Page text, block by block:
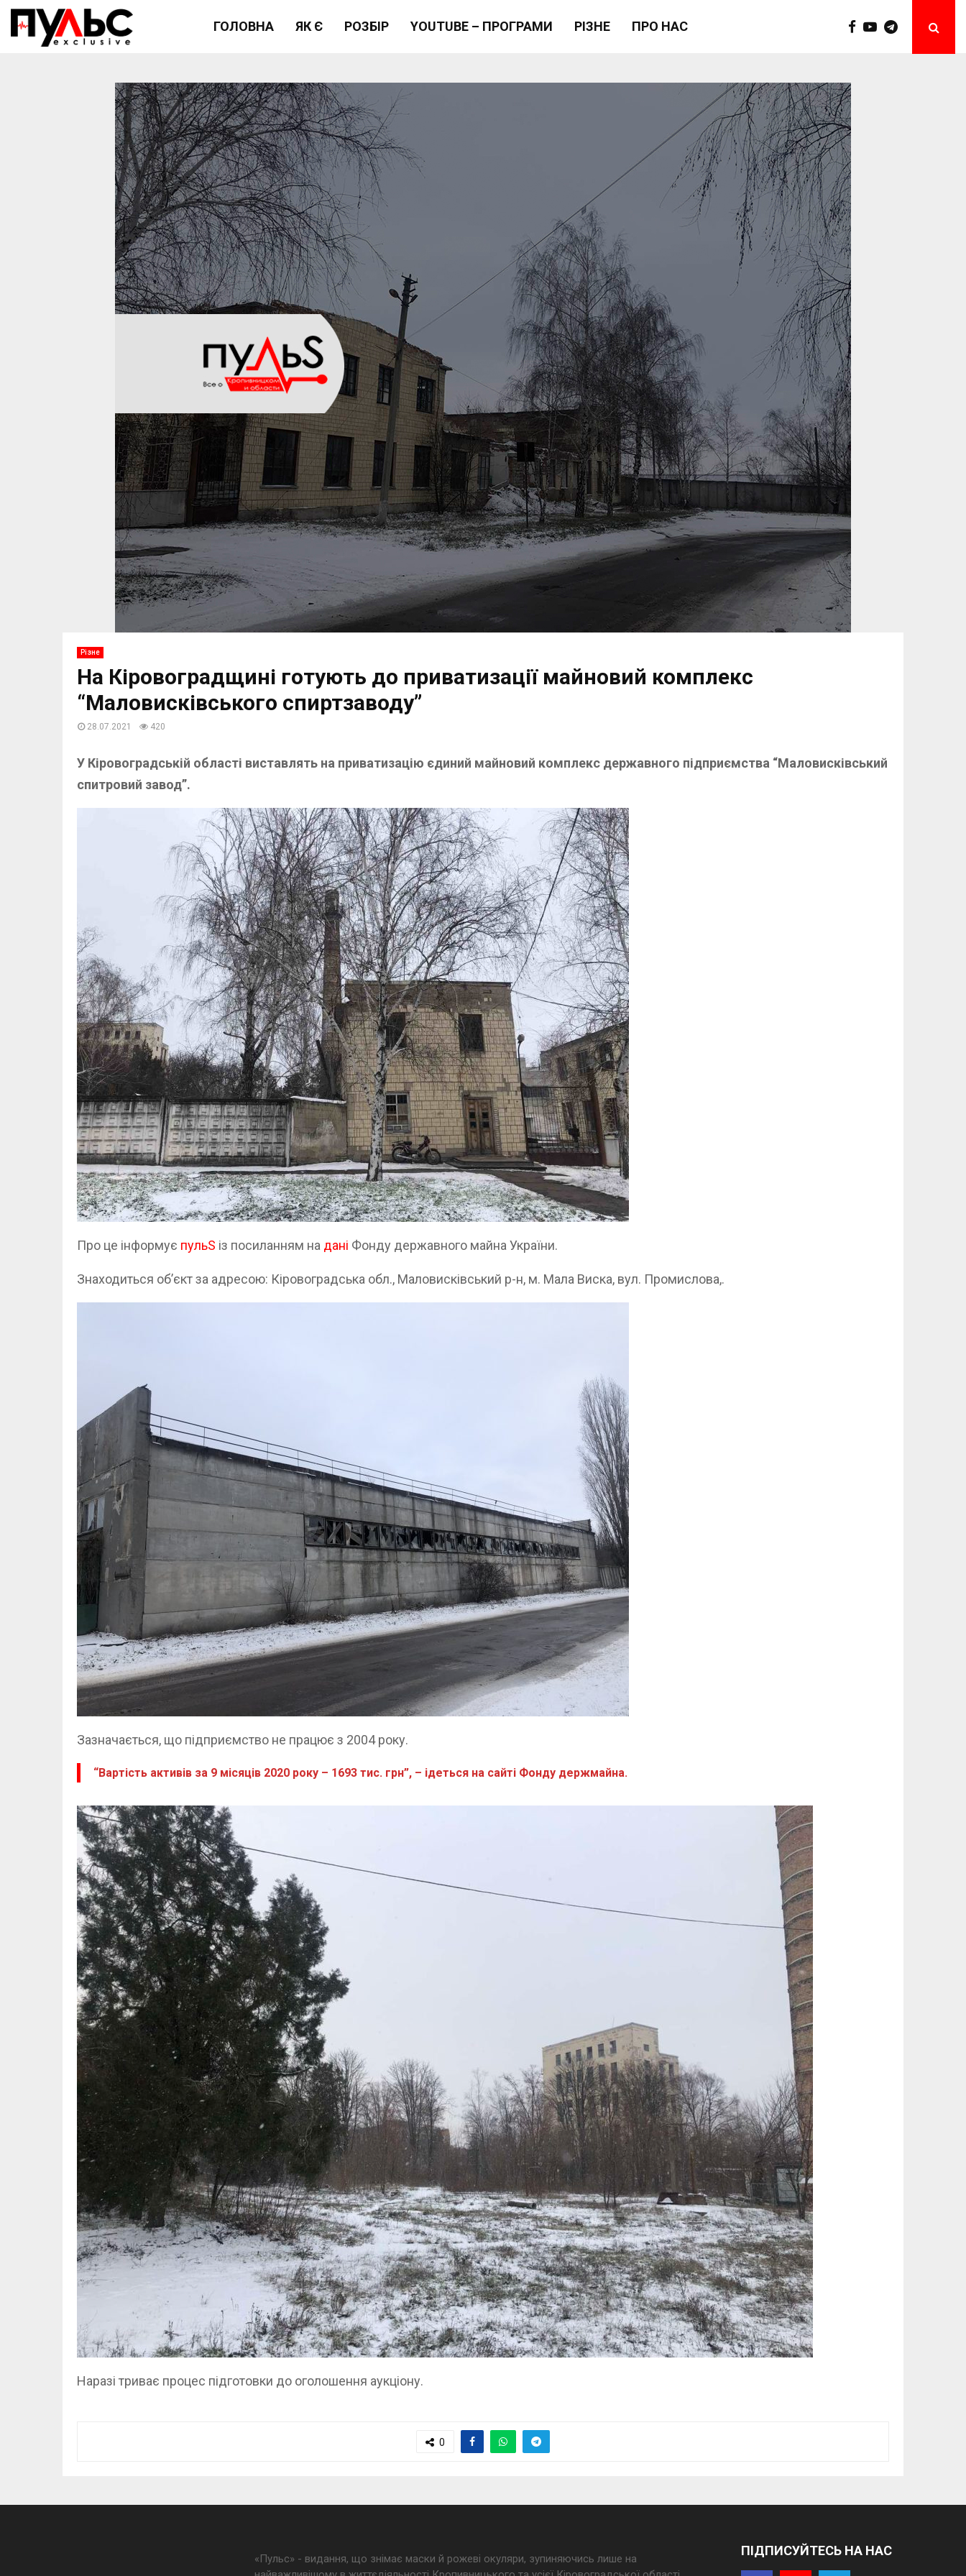
ГОЛОВНА ЯК Є РОЗБІР YOUTUBE – ПРОГРАМИ РІЗНЕ ПРО НАС
Різне
На Кіровоградщині готують до приватизації майновий комплекс
“Маловисківського спиртзаводу”
28.07.2021 420
У Кіровоградській області виставлять на приватизацію єдиний майновий комплекс державного підприємства “Маловисківський
спитровий завод”.
Про це інформує пульS із посиланням на дані Фонду державного майна України.
Знаходиться об’єкт за адресою: Кіровоградська обл., Маловисківський р-н, м. Мала Виска, вул. Промислова,.
Зазначається, що підприємство не працює з 2004 року.
“Вартість активів за 9 місяців 2020 року – 1693 тис. грн”, – ідеться на сайті Фонду держмайна.
Наразі триває процес підготовки до оголошення аукціону.
0
«Пульс» - видання, що знімає маски й рожеві окуляри, зупиняючись лише на
ПІДПИСУЙТЕСЬ НА НАС